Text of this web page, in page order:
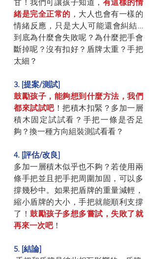
甘！我們可讓孩子知道， 有這樣的情
緒是完全正常的 ，大人也會有一樣的
情緒反應，只是大人可能還會糾結...
到底為什麼會失敗呢？為什麼把手會
斷掉呢？沒有扣好？盾牌太重？手把
太細？
3. [提案/測試]
鼓勵孩子，能夠想到什麼方法，我們
都來試試吧！把積木扣緊？多加一層
積木固定試試看？手把一條是否足
夠？換一種方向組裝測試看看？
4. [評估/改良]
多加一層積木似乎也不夠？若使用兩
條手把並且把手把周圍加固，可以多
撐幾秒中。如果把盾牌的重量減輕，
縮小盾牌的大小，手把就能順利支撐
了！鼓勵孩子多想多嘗試，失敗了就
再來一次吧！
5. [結論]